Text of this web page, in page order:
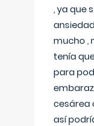
, ya que
mucho ,
tenía
para
cesárea
así